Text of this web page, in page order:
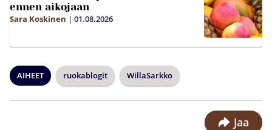
ennen aikojaan
Sara Koskinen | 01.08.2026
AIHEET ruokablogit WillaSarkko
Jaa